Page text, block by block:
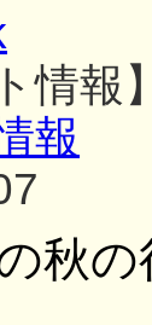
情
報
秋の